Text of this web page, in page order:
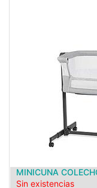
MINICUNA
Sin existencias